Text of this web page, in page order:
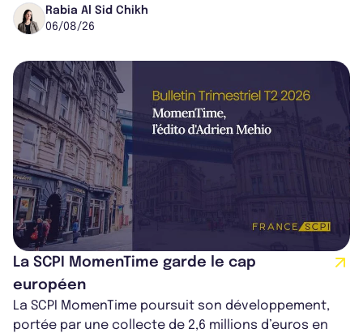
dans le centre du pays, un établis...
Rabia Al Sid Chikh
06/08/26
La SCPI MomenTime garde le cap
européen
La SCPI MomenTime poursuit son développement,
portée par une collecte de 2,6 millions d’euros en